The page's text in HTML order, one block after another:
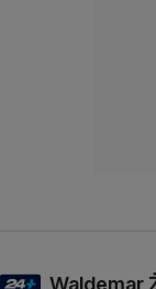
Waldemar